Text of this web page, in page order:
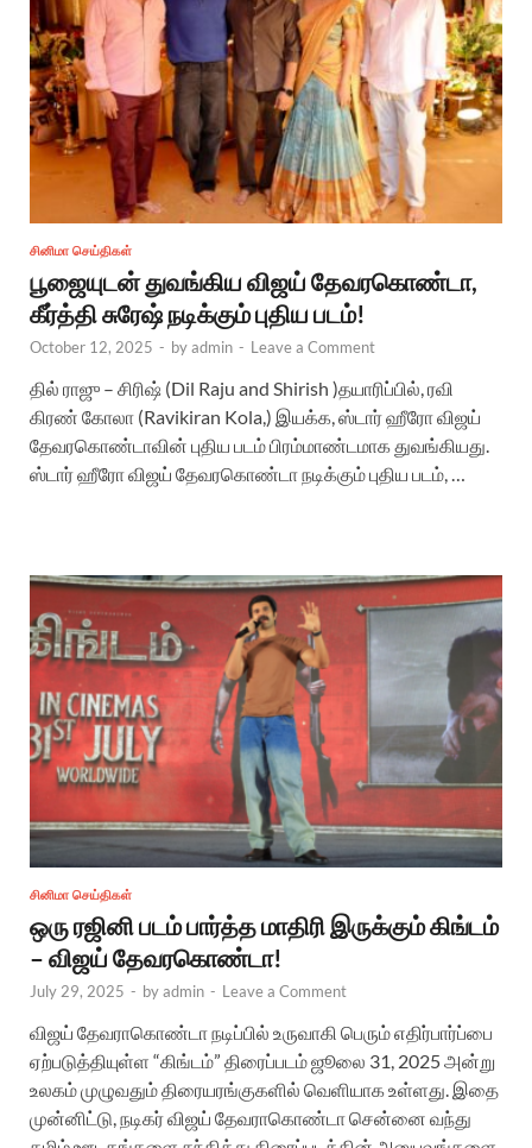
சினிமா செய்திகள்
பூஜையுடன் துவங்கிய விஜய் தேவரகொண்டா,
கீர்த்தி சுரேஷ் நடிக்கும் புதிய படம்!
October 12, 2025 - byadmin - Leave a Comment
தில் ராஜு – சிரிஷ் (Dil Raju and Shirish )தயாரிப்பில், ரவி
கிரண் கோலா (Ravikiran Kola,) இயக்க, ஸ்டார் ஹீரோ விஜய்
தேவரகொண்டாவின் புதிய படம் பிரம்மாண்டமாக துவங்கியது.
ஸ்டார் ஹீரோ விஜய் தேவரகொண்டா நடிக்கும் புதிய படம், …
சினிமா செய்திகள்
ஒரு ரஜினி படம் பார்த்த மாதிரி இருக்கும் கிங்டம்
– விஜய் தேவரகொண்டா!
July 29, 2025 - byadmin - Leave a Comment
விஜய் தேவராகொண்டா நடிப்பில் உருவாகி பெரும் எதிர்பார்ப்பை
ஏற்படுத்தியுள்ள “கிங்டம்” திரைப்படம் ஜூலை 31, 2025 அன்று
உலகம் முழுவதும் திரையரங்குகளில் வெளியாக உள்ளது. இதை
முன்னிட்டு, நடிகர் விஜய் தேவராகொண்டா சென்னை வந்து